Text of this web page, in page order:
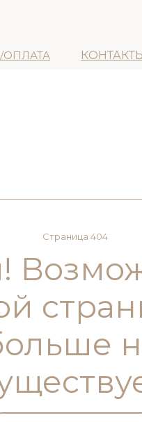
ОПЛАТА
Страница 404